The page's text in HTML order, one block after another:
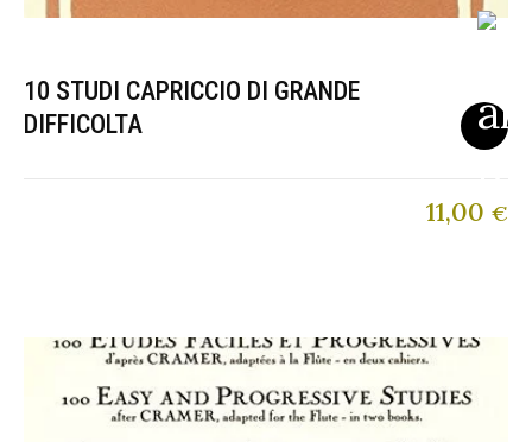
10 STUDI CAPRICCIO DI GRANDE
DIFFICOLTA
11,00 €